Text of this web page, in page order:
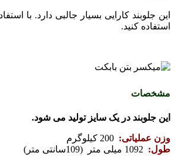
این جلوبند کارایی بسیار جالبی دارد. با
استفاده کنید.
مشخصات
این جلوبند در یک سایز تولید می شود.
وزن عملیاتی:
طول: